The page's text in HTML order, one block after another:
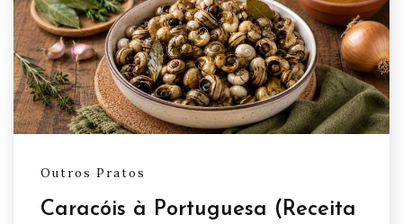
Outros Pratos
Caracóis à Portuguesa (Receita